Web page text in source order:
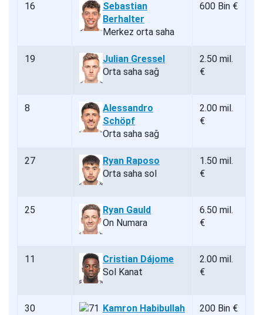
16
Sebastian
Berhalter
Merkez orta saha
600 Bin €
19
Julian Gressel
Orta saha sağ
2.50 mil.
€
8
Alessandro
Schöpf
Orta saha sağ
2.00 mil.
€
27
Ryan Raposo
Orta saha sol
1.50 mil.
€
25
Ryan Gauld
On Numara
6.50 mil.
€
11
Cristian Dájome
Sol Kanat
2.00 mil.
€
30
Kamron Habibullah
200 Bin €